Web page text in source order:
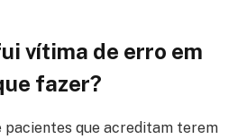
vítima de erro em
fazer?
pacientes que acreditam terem